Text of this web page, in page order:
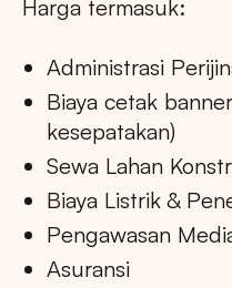
Harga termasuk:
Administrasi
Biaya cetak
kesepatakan)
Sewa Lahan
Biaya Listrik &
Pengawasan
Asuransi